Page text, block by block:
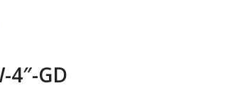
4″-GD